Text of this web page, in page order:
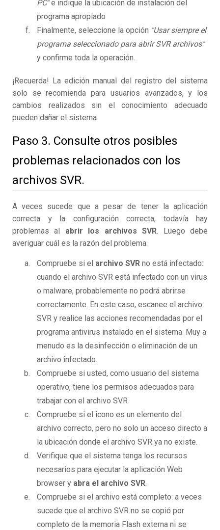
PC"e indique la ubicación de instalación del
programa apropiado
Finalmente, seleccione la opción "Usar siempre el
programa seleccionado para abrir SVR archivos"
y confirme toda la operación.
¡Recuerda! La edición manual del registro del sistema
solo se recomienda para usuarios avanzados, y los
cambios realizados sin el conocimiento adecuado
pueden dañar el sistema.
Paso 3. Consulte otros posibles
problemas relacionados con los
archivos SVR.
A veces sucede que a pesar de tener la aplicación
correcta y la configuración correcta, todavía hay
problemas al abrir los archivos SVR. Luego debe
averiguar cuál es la razón del problema.
Compruebe si el archivo SVR no está infectado:
cuando el archivo SVR está infectado con un virus
o malware, probablemente no podrá abrirse
correctamente. En este caso, escanee el archivo
SVR y realice las acciones recomendadas por el
programa antivirus instalado en el sistema. Muy a
menudo es la desinfección o eliminación de un
archivo infectado.
Compruebe si usted, como usuario del sistema
operativo, tiene los permisos adecuados para
trabajar con el archivo SVR
Compruebe si el icono es un elemento del
archivo correcto, pero no solo un acceso directo a
la ubicación donde el archivo SVR ya no existe.
Verifique que el sistema tenga los recursos
necesarios para ejecutar la aplicación Web
browser y abra el archivo SVR.
Compruebe si el archivo está completo: a veces
sucede que el archivo SVR no se copió por
completo de la memoria Flash externa ni se